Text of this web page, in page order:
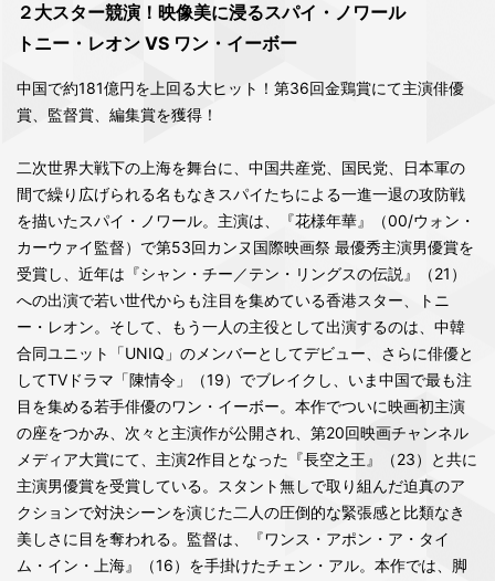
２大スター競演！映像美に浸るスパイ・ノワール
トニー・レオン VS ワン・イーボー
中国で約181億円を上回る大ヒット！第36回金鶏賞にて主演俳優
賞、監督賞、編集賞を獲得！
二次世界大戦下の上海を舞台に、中国共産党、国民党、日本軍の
間で繰り広げられる名もなきスパイたちによる一進一退の攻防戦
を描いたスパイ・ノワール。主演は、『花様年華』（00/ウォン・
カーウァイ監督）で第53回カンヌ国際映画祭 最優秀主演男優賞を
受賞し、近年は『シャン・チー／テン・リングスの伝説』（21）
への出演で若い世代からも注目を集めている香港スター、トニ
ー・レオン。そして、もう一人の主役として出演するのは、中韓
合同ユニット「UNIQ」のメンバーとしてデビュー、さらに俳優と
してTVドラマ「陳情令」（19）でブレイクし、いま中国で最も注
目を集める若手俳優のワン・イーボー。本作でついに映画初主演
の座をつかみ、次々と主演作が公開され、第20回映画チャンネル
メディア大賞にて、主演2作目となった『長空之王』（23）と共に
主演男優賞を受賞している。スタント無しで取り組んだ迫真のア
クションで対決シーンを演じた二人の圧倒的な緊張感と比類なき
美しさに目を奪われる。監督は、『ワンス・アポン・ア・タイ
ム・イン・上海』（16）を手掛けたチェン・アル。本作では、脚